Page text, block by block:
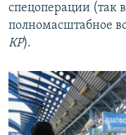
спецоперации (так
полномасштабное
КР).